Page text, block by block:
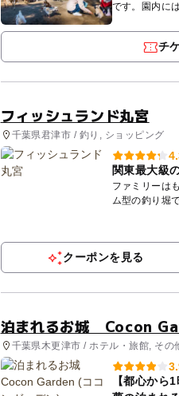
です。園内に
マ、カンガル
らしています
チ
フィッシュランド丸宮
千葉県君津市 / 釣り, ショッピング
関東最大級
ファミリーは
ム型の釣り堀
クーポンを見る
泊まれるお城 Cocon
千葉県木更津市 / ホテル・旅館, その
【都心か